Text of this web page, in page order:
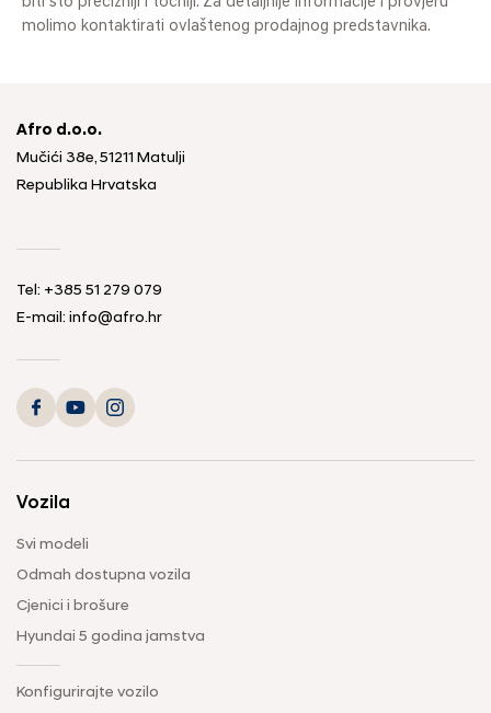
molimo kontaktirati ovlaštenog prodajnog predstavnika.
Afro d.o.o.
Mučići 38e, 51211 Matulji
Republika Hrvatska
Tel: +385 51 279 079
E-mail: info@afro.hr
Vozila
Svi modeli
Odmah dostupna vozila
Cjenici i brošure
Hyundai 5 godina jamstva
Konfigurirajte vozilo